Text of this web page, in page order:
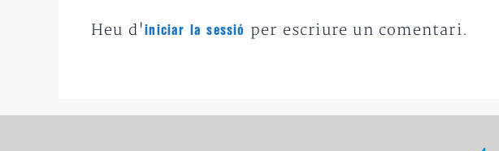
Heu d'iniciar la sessió per escriure un comentari.